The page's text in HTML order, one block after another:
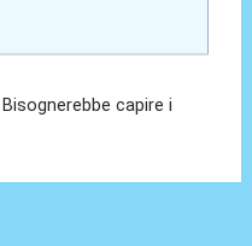
capire i